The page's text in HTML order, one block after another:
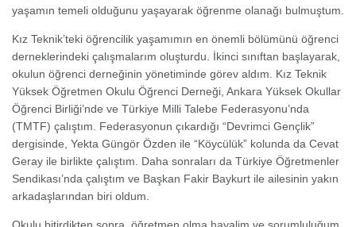
yaşamın temeli olduğunu yaşayarak öğrenme olanağı bulmuştum.
Kız Teknik’teki öğrencilik yaşamımın en önemli bölümünü öğrenci
derneklerindeki çalışmalarım oluşturdu. İkinci sınıftan başlayarak,
okulun öğrenci derneğinin yönetiminde görev aldım. Kız Teknik
Yüksek Öğretmen Okulu Öğrenci Derneği, Ankara Yüksek Okullar
Öğrenci Birliği’nde ve Türkiye Milli Talebe Federasyonu’nda
(TMTF) çalıştım. Federasyonun çıkardığı “Devrimci Gençlik”
dergisinde, Yekta Güngör Özden ile “Köycülük” kolunda da Cevat
Geray ile birlikte çalıştım. Daha sonraları da Türkiye Öğretmenler
Sendikası’nda çalıştım ve Başkan Fakir Baykurt ile ailesinin yakın
arkadaşlarından biri oldum.